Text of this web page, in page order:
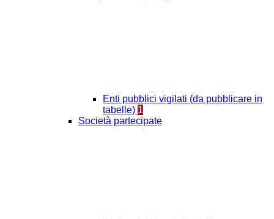
Enti pubblici vigilati (da pubblicare in
tabelle) 1
Società partecipate